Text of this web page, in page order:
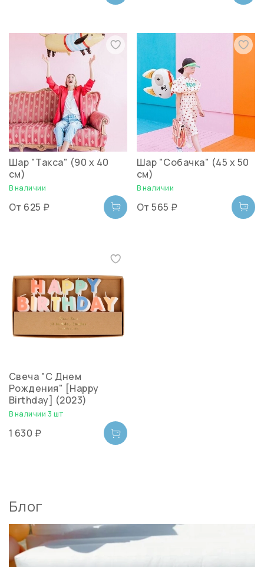
Шар "Такса" (90 х 40
см)
В наличии
От 625 ₽
Шар "Собачка" (45 х 50
см)
В наличии
От 565 ₽
Свеча "С Днем
Рождения" [Happy
Birthday] (2023)
В наличии 3 шт
1 630 ₽
Блог